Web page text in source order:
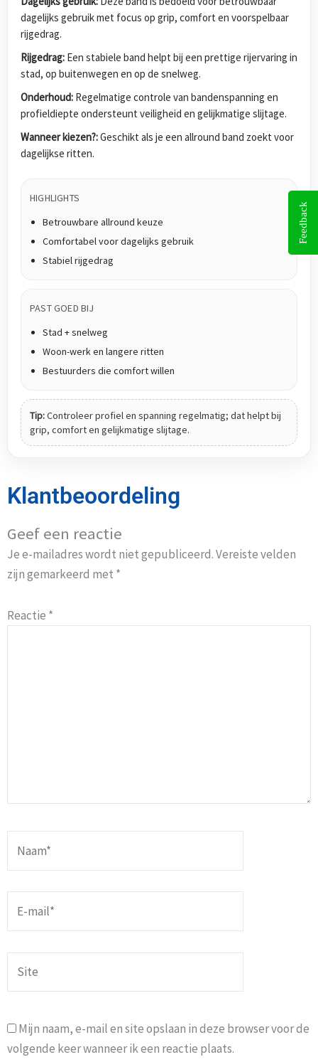
dagelijks gebruik met focus op grip, comfort en voorspelbaar
rijgedrag.
Rijgedrag: Een stabiele band helpt bij een prettige rijervaring in
stad, op buitenwegen en op de snelweg.
Onderhoud: Regelmatige controle van bandenspanning en
profieldiepte ondersteunt veiligheid en gelijkmatige slijtage.
Wanneer kiezen?:Geschikt als je een allround band zoekt voor
dagelijkse ritten.
HIGHLIGHTS
Betrouwbare allround keuze
Comfortabel voor dagelijks gebruik
Stabiel rijgedrag
PAST GOED BIJ
Stad + snelweg
Woon-werk en langere ritten
Bestuurders die comfort willen
Tip:Controleer profiel en spanning regelmatig; dat helpt bij
grip, comfort en gelijkmatige slijtage.
Klantbeoordeling
Geef een reactie
Je e-mailadres wordt niet gepubliceerd.Vereiste velden
zijn gemarkeerd met *
Reactie *
mail*
Mijn naam, e-mail en site opslaan in deze browser voor de
volgende keer wanneer ik een reactie plaats.
Feedback